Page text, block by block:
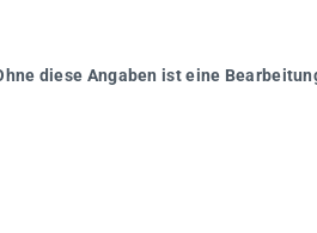
diese Angaben ist eine